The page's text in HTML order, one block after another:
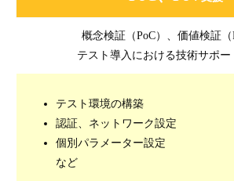
概念検証（PoC）、価値検証（
テスト導入における技術サポー
テスト環境の構築
認証、ネットワーク設定
個別パラメーター設定
など